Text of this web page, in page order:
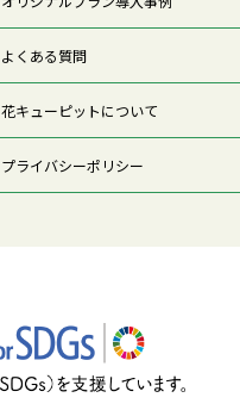
よくある質問
花キューピットについて
プライバシーポリシー
ページの先頭